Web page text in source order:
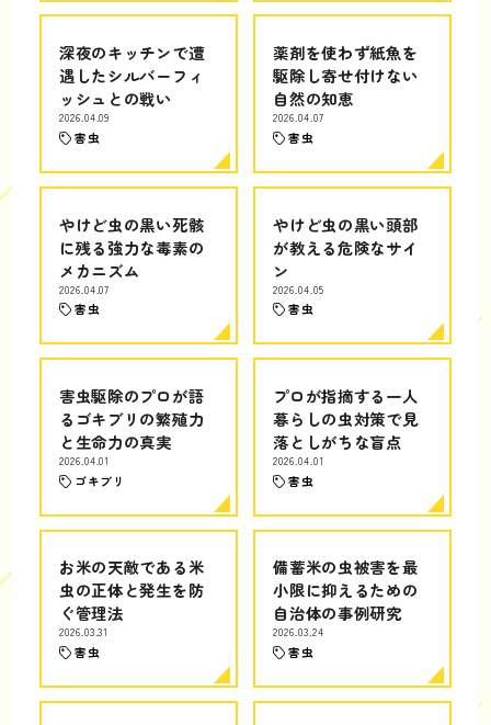
深夜のキッチンで遭
遇したシルバーフィ
ッシュとの戦い
2026.04.09
害虫
薬剤を使わず紙魚を
駆除し寄せ付けない
自然の知恵
2026.04.07
害虫
やけど虫の黒い死骸
に残る強力な毒素の
メカニズム
2026.04.07
害虫
やけど虫の黒い頭部
が教える危険なサイ
ン
2026.04.05
害虫
害虫駆除のプロが語
るゴキブリの繁殖力
と生命力の真実
2026.04.01
ゴキブリ
プロが指摘する一人
暮らしの虫対策で見
落としがちな盲点
2026.04.01
害虫
お米の天敵である米
虫の正体と発生を防
ぐ管理法
2026.03.31
害虫
備蓄米の虫被害を最
小限に抑えるための
自治体の事例研究
2026.03.24
害虫